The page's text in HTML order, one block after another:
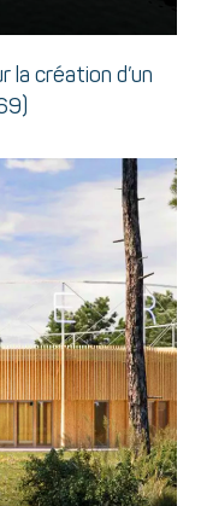
la création d’un